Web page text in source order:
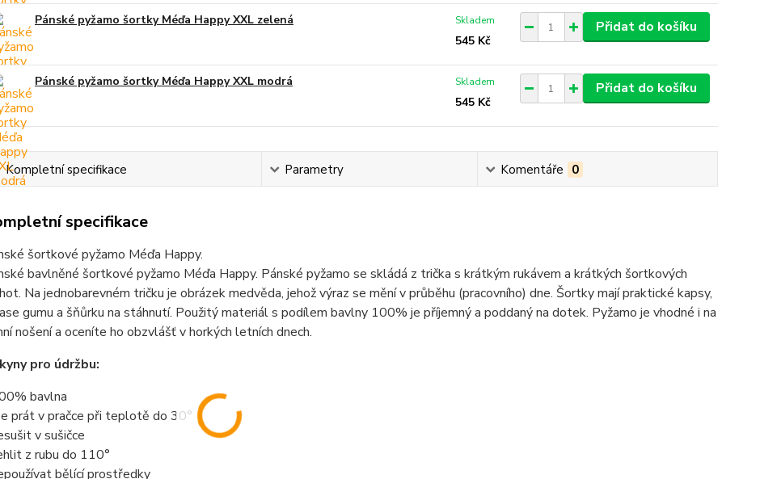
Pánské pyžamo šortky Méďa Happy XXL zelená
545 Kč
Skladem Přidat do košíku
Pánské pyžamo šortky Méďa Happy XXL modrá
545 Kč
Skladem Přidat do košíku
Kompletní specifikace Parametry Komentáře 0
specifikace
šortkové pyžamo Méďa Happy.
bavlněné šortkové pyžamo Méďa Happy. Pánské pyžamo se skládá z trička s krátkým rukávem a krátkých šortkových
Na jednobarevném tričku je obrázek medvěda, jehož výraz se mění v průběhu (pracovního) dne. Šortky mají praktické kapsy,
gumu a šňůrku na stáhnutí. Použitý materiál s podílem bavlny 100% je příjemný a poddaný na dotek. Pyžamo je vhodné i na
nošení a oceníte ho obzvlášť v horkých letních dnech.
pro údržbu:
bavlna
prát v pračce při teplotě do 30°
v sušičce
z rubu do 110°
bělící prostředky